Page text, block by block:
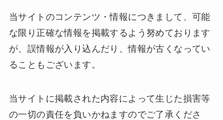
当サイトのコンテンツ・情報につきまして、可能
な限り正確な情報を掲載するよう努めております
が、誤情報が入り込んだり、情報が古くなってい
ることもございます。
当サイトに掲載された内容によって生じた損害等
の一切の責任を負いかねますのでご了承くださ